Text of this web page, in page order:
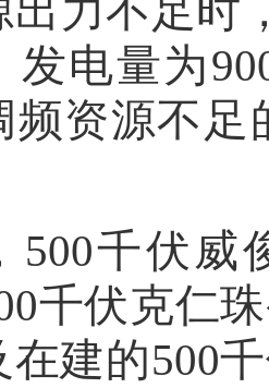
出力不足时
发电量为
频资源不足
500千伏威
千伏克仁
在建的500